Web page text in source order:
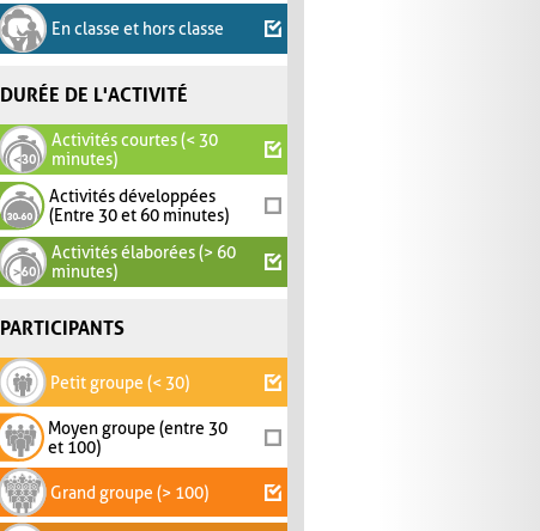
En classe et hors classe
DURÉE DE L'ACTIVITÉ
Activités courtes (< 30
minutes)
Activités développées
(Entre 30 et 60 minutes)
Activités élaborées (> 60
minutes)
PARTICIPANTS
Petit groupe (< 30)
Moyen groupe (entre 30
et 100)
Grand groupe (> 100)